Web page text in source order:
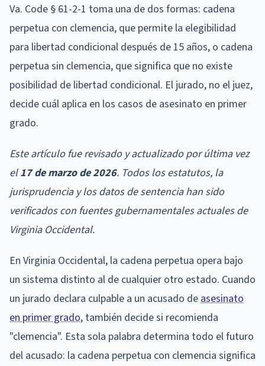
Va. Code § 61-2-1 toma una de dos formas: cadena
perpetua con clemencia, que permite la elegibilidad
para libertad condicional después de 15 años, o cadena
perpetua sin clemencia, que significa que no existe
posibilidad de libertad condicional. El jurado, no el juez,
decide cuál aplica en los casos de asesinato en primer
grado.
Este artículo fue revisado y actualizado por última vez
el17 de marzo de 2026. Todos los estatutos, la
jurisprudencia y los datos de sentencia han sido
verificados con fuentes gubernamentales actuales de
Virginia Occidental.
En Virginia Occidental, la cadena perpetua opera bajo
un sistema distinto al de cualquier otro estado. Cuando
un jurado declara culpable a un acusado de asesinato
en primer grado, también decide si recomienda
"clemencia". Esta sola palabra determina todo el futuro
del acusado: la cadena perpetua con clemencia significa